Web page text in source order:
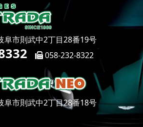
阜市則武中2丁目28番19号
058-232-8322
阜市則武中2丁目28番18号